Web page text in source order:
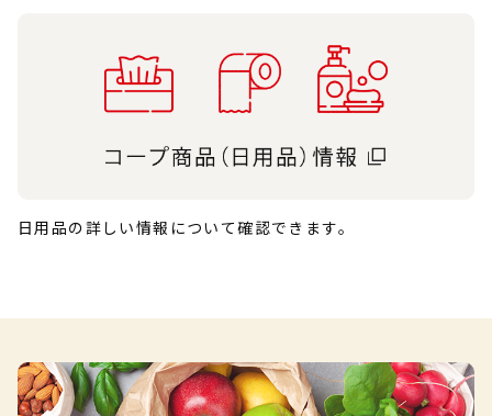
日用品の詳しい情報について確認できます。